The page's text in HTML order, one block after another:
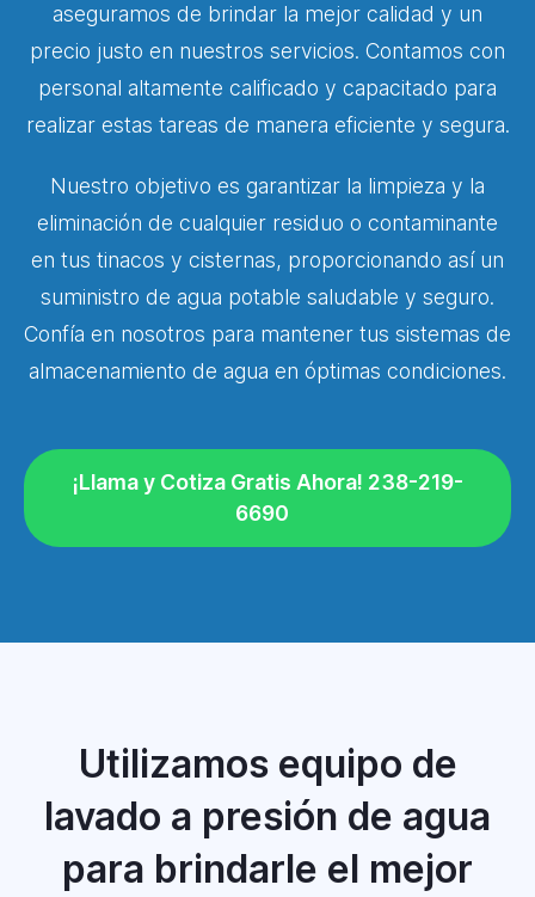
aseguramos de brindar la mejor calidad y un
precio justo en nuestros servicios. Contamos con
personal altamente calificado y capacitado para
realizar estas tareas de manera eficiente y segura.
Nuestro objetivo es garantizar la limpieza y la
eliminación de cualquier residuo o contaminante
en tus tinacos y cisternas, proporcionando así un
suministro de agua potable saludable y seguro.
Confía en nosotros para mantener tus sistemas de
almacenamiento de agua en óptimas condiciones.
¡Llama y Cotiza Gratis Ahora! 238-219-
6690
Utilizamos equipo de
lavado a presión de agua
para brindarle el mejor